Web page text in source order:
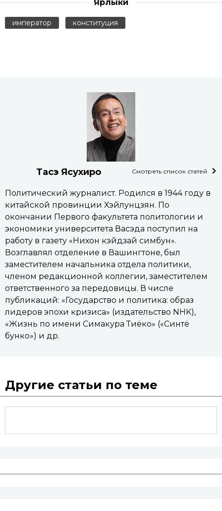
Ярлыки
император конституция
Тасэ Ясухиро Смотреть список статей
Политический журналист. Родился в 1944 году в
китайской провинции Хэйлунцзян. По
окончании Первого факультета политологии и
экономики университета Васэда поступил на
работу в газету «Нихон кэйдзай симбун».
Возглавлял отделение в Вашингтоне, был
заместителем начальника отдела политики,
членом редакционной коллегии, заместителем
ответственного за передовицы. В числе
публикаций: «Государство и политика: образ
лидеров эпохи кризиса» (издательство NHK),
«Жизнь по имени Симакура Тиёко» («Синтё
бунко») и др.
Другие статьи по теме